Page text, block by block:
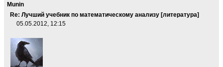
Munin
Re: Лучший учебник по математическому анализу [литература]
05.05.2012, 12:15